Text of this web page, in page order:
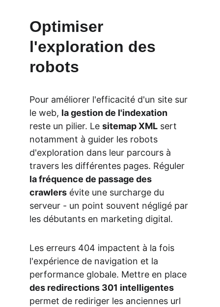
Optimiser
l'exploration des
robots
Pour améliorer l'efficacité d'un site sur
le web, la gestion de l'indexation
reste un pilier. Le sitemap XML sert
notamment à guider les robots
d'exploration dans leur parcours à
travers les différentes pages. Réguler
la fréquence de passage des
crawlers évite une surcharge du
serveur - un point souvent négligé par
les débutants en marketing digital.
Les erreurs 404 impactent à la fois
l'expérience de navigation et la
performance globale. Mettre en place
des redirections 301 intelligentes
permet de rediriger les anciennes url